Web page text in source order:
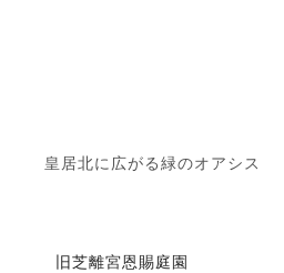
皇居北に広がる緑のオアシス
旧芝離宮恩賜庭園